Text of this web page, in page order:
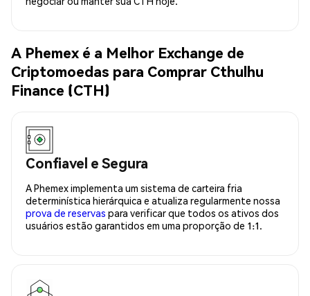
A Phemex é a Melhor Exchange de
Criptomoedas para Comprar Cthulhu
Finance (CTH)
Confiavel e Segura
A Phemex implementa um sistema de carteira fria
determinística hierárquica e atualiza regularmente nossa
prova de reservas para verificar que todos os ativos dos
usuários estão garantidos em uma proporção de 1:1.